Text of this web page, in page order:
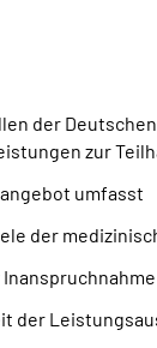
der
zur
umfasst
der
der